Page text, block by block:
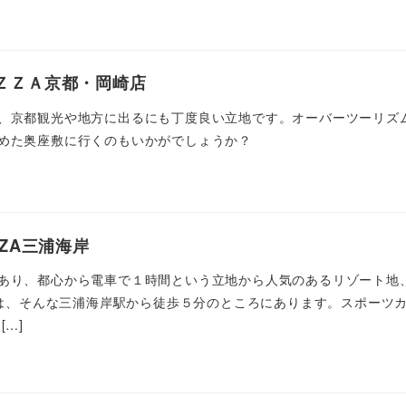
ＺＡ京都・岡崎店
京都観光や地方に出るにも丁度良い立地です。オーバーツーリズ
た奥座敷に行くのもいかがでしょうか？
三浦海岸
り、都心から電車で１時間という立地から人気のあるリゾート地
そんな三浦海岸駅から徒歩５分のところにあります。スポーツ
[…]